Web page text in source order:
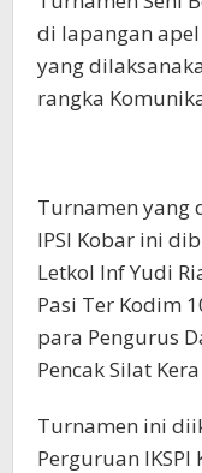
di lapangan
yang
rangka
Turnamen yang
IPSI Kobar ini
Letkol Inf Yudi
Pasi Ter Kodim
para Pengurus
Pencak Silat
Turnamen ini
Perguruan IKSPI